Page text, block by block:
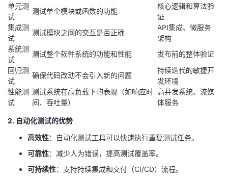
单元测
试
测试单个模块或函数的功能
核心逻辑和算法验
证
集成测
试
测试模块之间的交互是否正确
API集成、微服务
架构
系统测
试
测试整个软件系统的功能和性能
发布前的整体验证
回归测
试
确保代码改动不会引入新的问题
持续迭代的敏捷开
发环境
性能测
试
测试系统在高负载下的表现（如响应时
间、吞吐量）
高并发系统、流媒
体服务
2. 自动化测试的优势
高效性：自动化测试工具可以快速执行重复测试任务。
可靠性：减少人为错误，提高测试覆盖率。
可持续性：支持持续集成和交付（CI/CD）流程。